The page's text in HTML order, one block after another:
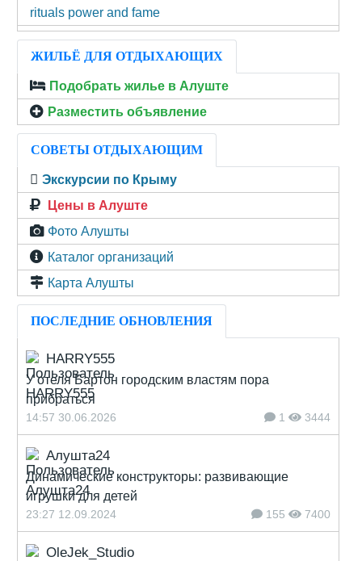
rituals power and fame
ЖИЛЬЁ ДЛЯ ОТДЫХАЮЩИХ
Подобрать жилье в Алуште
Разместить объявление
СОВЕТЫ ОТДЫХАЮЩИМ
Экскурсии по Крыму
Цены в Алуште
Фото Алушты
Каталог организаций
Карта Алушты
ПОСЛЕДНИЕ ОБНОВЛЕНИЯ
HARRY555
У отеля Бартон городским властям пора
прибраться
14:57 30.06.2026 1 3444
Алушта24
Динамические конструкторы: развивающие
игрушки для детей
23:27 12.09.2024 155 7400
OleJek_Studio